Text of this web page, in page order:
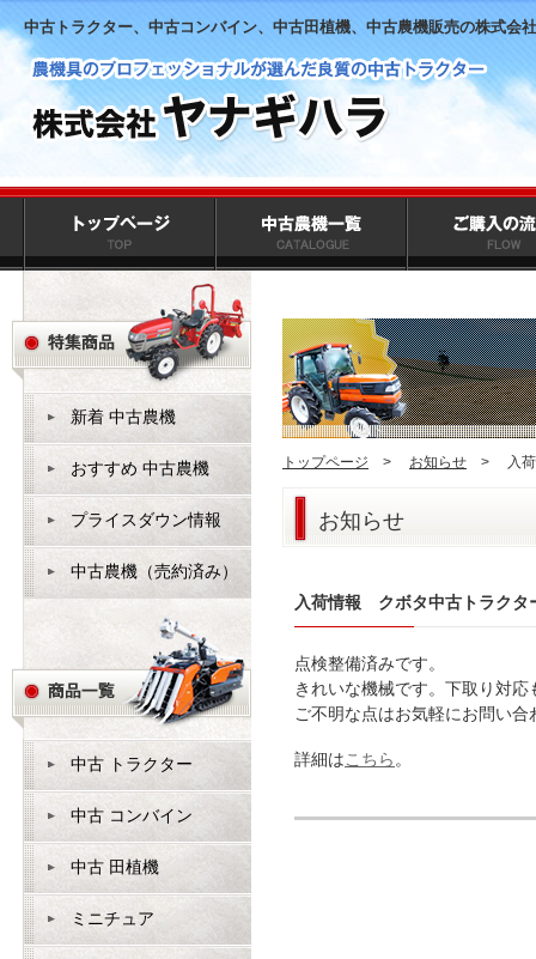
中古トラクター、中古コンバイン、中古田植機、中古農機販売の株式会
トップページ > お知らせ > 入
お知らせ
入荷情報 クボタ中古トラク
点検整備済みです。
きれいな機械です。下取り対応
ご不明な点はお気軽にお問い合
詳細はこちら 。
新着 中古農機
おすすめ 中古農機
プライスダウン情報
中古農機（売約済み）
中古 トラクター
中古 コンバイン
中古 田植機
ミニチュア